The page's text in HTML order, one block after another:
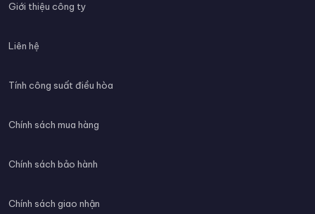
Giới thiệu công ty
Liên hệ
Tính công suất điều hòa
Chính sách mua hàng
Chính sách bảo hành
Chính sách giao nhận